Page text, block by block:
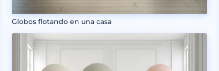
Globos flotando en una casa